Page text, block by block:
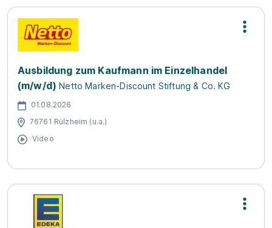
Ausbildung zum Kaufmann im Einzelhandel
(m/w/d) Netto Marken-Discount Stiftung & Co. KG
01.08.2026
76761 Rülzheim (u.a.)
Video